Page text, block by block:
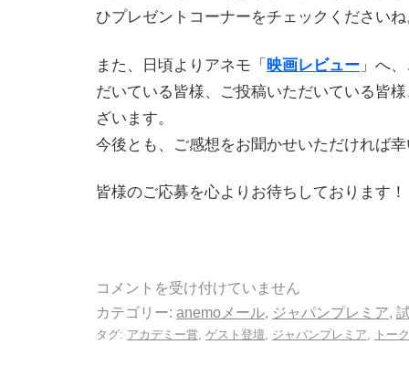
ひプレゼントコーナーをチェックください
また、日頃よりアネモ「映画レビュー 」へ
だいている皆様、ご投稿いただいている皆
ざいます。
今後とも、ご感想をお聞かせいただければ
皆様のご応募を心よりお待ちしております！
コメントを受け付けていません
カテゴリー: anemoメール, ジャパンプレミア,
タグ: アカデミー賞 ゲスト登壇 ジャパンプレミア トー